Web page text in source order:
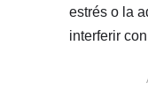
estrés o la
interferir